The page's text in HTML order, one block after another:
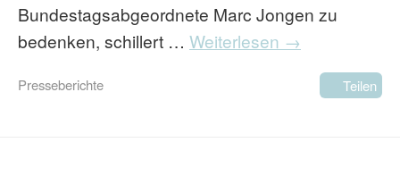
Bundestagsabgeordnete Marc Jongen zu
bedenken, schillert … Weiterlesen →
Presseberichte Teilen